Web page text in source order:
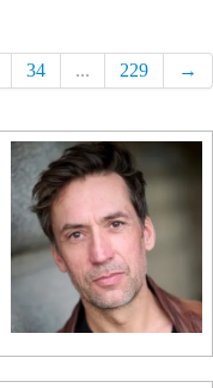
34 ... 229 →